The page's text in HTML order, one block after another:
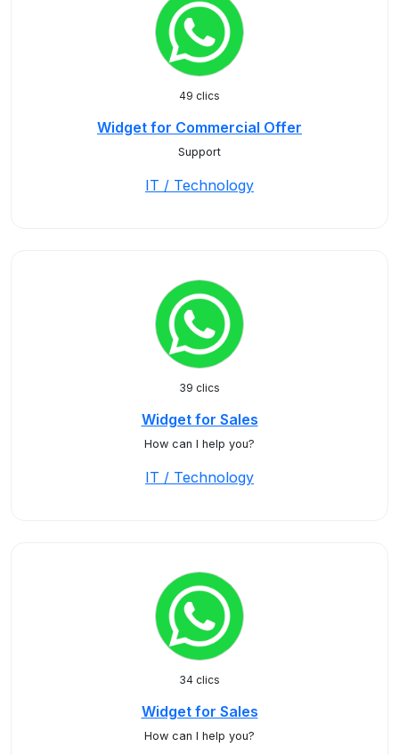
49 clics
Widget for Commercial Offer
Support
IT / Technology
39 clics
Widget for Sales
How can I help you?
IT / Technology
34 clics
Widget for Sales
How can I help you?